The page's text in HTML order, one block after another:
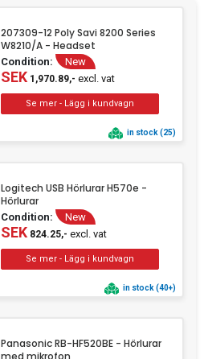
207309-12 Poly Savi 8200 Series
W8210/A - Headset
Condition: New
SEK1,970.89,- excl. vat
in stock (25)
Logitech USB Hörlurar H570e -
Hörlurar
Condition: New
SEK824.25,- excl. vat
in stock (40+)
Panasonic RB-HF520BE - Hörlurar